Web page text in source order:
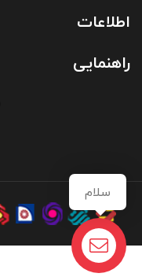
اطلاعات
راهنمایی
سلام